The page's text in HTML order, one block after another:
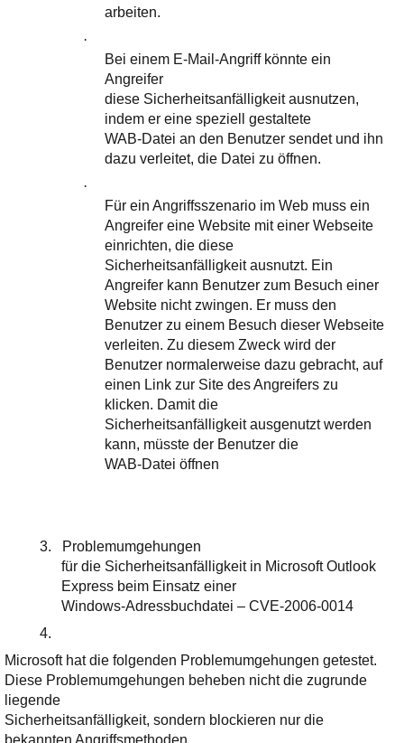
arbeiten.
·
Bei einem E-Mail-Angriff könnte ein
Angreifer
diese Sicherheitsanfälligkeit ausnutzen,
indem er eine speziell gestaltete
WAB-Datei an den Benutzer sendet und ihn
dazu verleitet, die Datei zu öffnen.
·
Für ein Angriffsszenario im Web muss ein
Angreifer eine Website mit einer Webseite
einrichten, die diese
Sicherheitsanfälligkeit ausnutzt. Ein
Angreifer kann Benutzer zum Besuch einer
Website nicht zwingen. Er muss den
Benutzer zu einem Besuch dieser Webseite
verleiten. Zu diesem Zweck wird der
Benutzer normalerweise dazu gebracht, auf
einen Link zur Site des Angreifers zu
klicken. Damit die
Sicherheitsanfälligkeit ausgenutzt werden
kann, müsste der Benutzer die
WAB-Datei öffnen
3.
Problemumgehungen
für die Sicherheitsanfälligkeit in Microsoft Outlook
Express beim Einsatz einer
Windows-Adressbuchdatei – CVE-2006-0014
4.
Microsoft hat die folgenden Problemumgehungen getestet.
Diese Problemumgehungen beheben nicht die zugrunde
liegende
Sicherheitsanfälligkeit, sondern blockieren nur die
bekannten Angriffsmethoden.